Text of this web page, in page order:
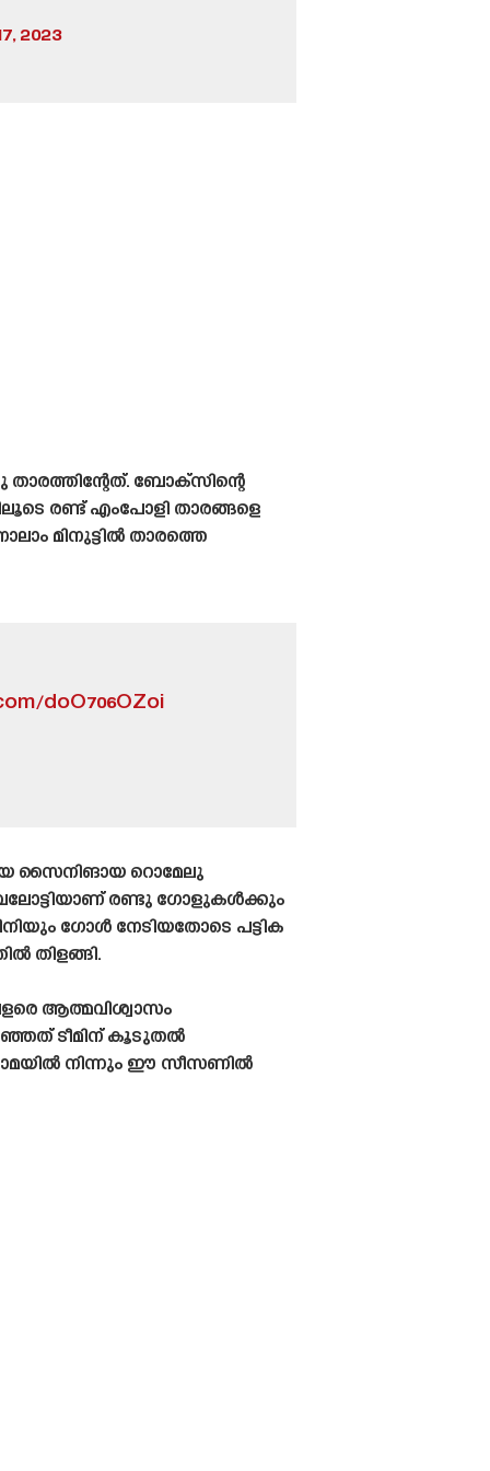
2023
ബോക്‌സിന്റെ
രണ്ട് എംപോളി താരങ്ങളെ
മിനുട്ടിൽ താരത്തെ
doO706OZoi
സൈനിങായ റൊമേലു
രണ്ടു ഗോളുകൾക്കും
ഗോൾ നേടിയതോടെ പട്ടിക
തിളങ്ങി.
ആത്മവിശ്വാസം
ടീമിന് കൂടുതൽ
നിന്നും ഈ സീസണിൽ